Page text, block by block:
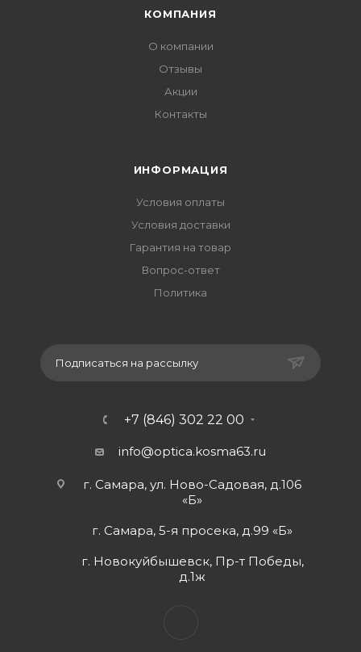
КОМПАНИЯ
О компании
Отзывы
Акции
Контакты
ИНФОРМАЦИЯ
Условия оплаты
Условия доставки
Гарантия на товар
Вопрос-ответ
Политика
Подписаться на рассылку
+7 (846) 302 22 00
info@optica.kosma63.ru
г. Самара, ул. Ново-Садовая, д.106
«Б»
г. Самара, 5-я просека, д.99 «Б»
г. Новокуйбышевск, Пр-т Победы,
д.1ж